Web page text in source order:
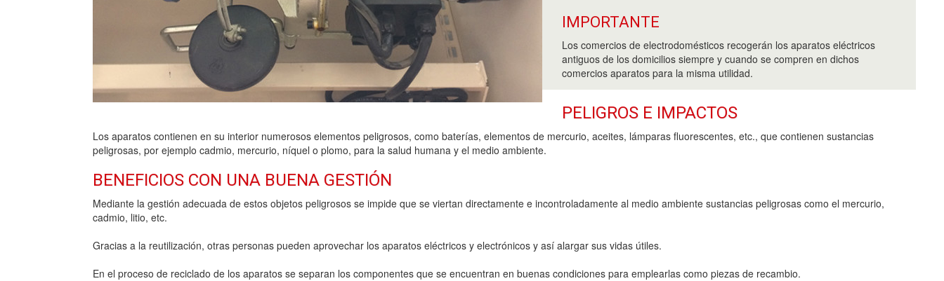
IMPORTANTE
Los comercios de electrodomésticos recogerán los aparatos eléctricos
antiguos de los domicilios siempre y cuando se compren en dichos
comercios aparatos para la misma utilidad.
PELIGROS E IMPACTOS
Los aparatos contienen en su interior numerosos elementos peligrosos, como baterías, elementos de mercurio, aceites, lámparas fluorescentes, etc., que contienen sustancias
peligrosas, por ejemplo cadmio, mercurio, níquel o plomo, para la salud humana y el medio ambiente.
BENEFICIOS CON UNA BUENA GESTIÓN
Mediante la gestión adecuada de estos objetos peligrosos se impide que se viertan directamente e incontroladamente al medio ambiente sustancias peligrosas como el mercurio,
cadmio, litio, etc.
Gracias a la reutilización, otras personas pueden aprovechar los aparatos eléctricos y electrónicos y así alargar sus vidas útiles.
En el proceso de reciclado de los aparatos se separan los componentes que se encuentran en buenas condiciones para emplearlas como piezas de recambio.